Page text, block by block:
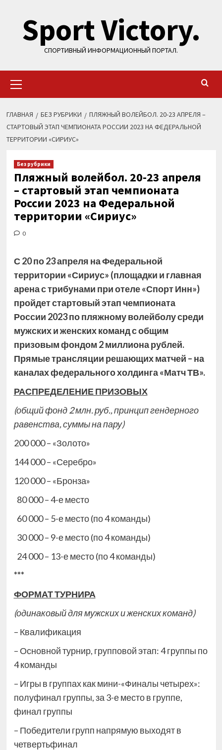
содержимому
Sport Victory.
СПОРТИВНЫЙ ИНФОРМАЦИОННЫЙ ПОРТАЛ.
меню
ГЛАВНАЯ БЕЗ РУБРИКИ
ПЛЯЖНЫЙ ВОЛЕЙБОЛ. 20-23 АПРЕЛЯ –
СТАРТОВЫЙ ЭТАП ЧЕМПИОНАТА РОССИИ 2023 НА ФЕДЕРАЛЬНОЙ
ТЕРРИТОРИИ «СИРИУС»
Без рубрики
Пляжный волейбол. 20-23 апреля
– стартовый этап чемпионата
России 2023 на Федеральной
территории «Сириус»
0
С 20 по 23 апреля на Федеральной
территории «Сириус» (площадки и главная
арена с трибунами при отеле «Спорт Инн»)
пройдет стартовый этап чемпионата
России 2023 по пляжному волейболу среди
мужских и женских команд с общим
призовым фондом 2 миллиона рублей.
Прямыетрансляции решающих матчей – на
каналах федерального холдинга «Матч ТВ».
РАСПРЕДЕЛЕНИЕ ПРИЗОВЫХ
(общий фонд 2 млн. руб., принцип гендерного
равенства, суммы на пару)
200 000 – «Золото»
144 000 – «Серебро»
120 000 – «Бронза»
80 000 – 4-е место
60 000 – 5-е место (по 4 команды)
30 000 – 9-е место (по 4 команды)
24 000 – 13-е место (по 4 команды)
***
ФОРМАТ ТУРНИРА
(одинаковый для мужских и женских команд)
– Квалификация
– Основной турнир, групповой этап: 4 группы по
4 команды
– Игры в группах как мини-«Финалы четырех»:
полуфинал группы, за 3-е место в группе,
финал группы
– Победители групп напрямую выходят в
четвертьфинал